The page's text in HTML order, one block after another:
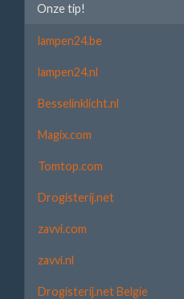
Onze tip!
lampen24.be
lampen24.nl
Besselinklicht.nl
Magix.com
Tomtop.com
Drogisterij.net
zavvi.com
zavvi.nl
Drogisterij.net Belgie